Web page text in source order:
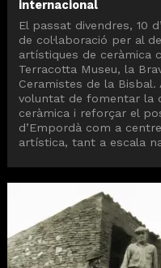
internacional
El passat divendres, 10
de col·laboració per al
artístiques de ceràmica
Terracotta Museu, la
Ceramistes de la
voluntat de fomentar la
ceràmica i reforçar el
d’Empordà com a
artística, tant a escala